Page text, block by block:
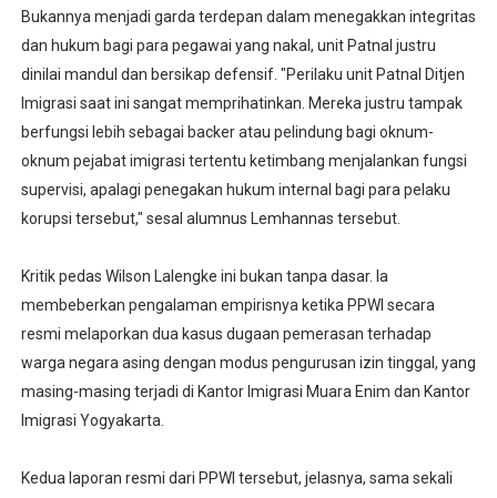
Bukannya menjadi garda terdepan dalam menegakkan integritas
dan hukum bagi para pegawai yang nakal, unit Patnal justru
dinilai mandul dan bersikap defensif. "Perilaku unit Patnal Ditjen
Imigrasi saat ini sangat memprihatinkan. Mereka justru tampak
berfungsi lebih sebagai backer atau pelindung bagi oknum-
oknum pejabat imigrasi tertentu ketimbang menjalankan fungsi
supervisi, apalagi penegakan hukum internal bagi para pelaku
korupsi tersebut," sesal alumnus Lemhannas tersebut.
Kritik pedas Wilson Lalengke ini bukan tanpa dasar. Ia
membeberkan pengalaman empirisnya ketika PPWI secara
resmi melaporkan dua kasus dugaan pemerasan terhadap
warga negara asing dengan modus pengurusan izin tinggal, yang
masing-masing terjadi di Kantor Imigrasi Muara Enim dan Kantor
Imigrasi Yogyakarta.
Kedua laporan resmi dari PPWI tersebut, jelasnya, sama sekali